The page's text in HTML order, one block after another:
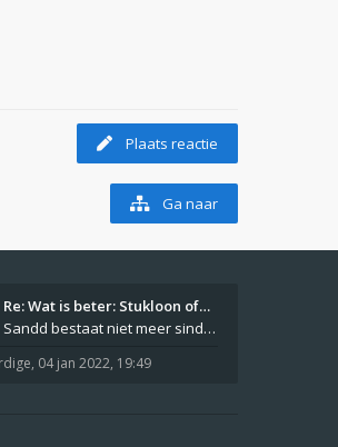
Plaats reactie
Ga naar
Re: Wat is beter: Stukloon of…
Sandd bestaat niet meer sinds 1 feb 2019.
, 04 jan 2022, 19:49